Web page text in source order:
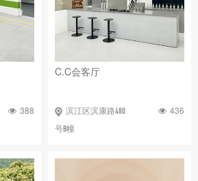
388
C.C会客厅
滨江区滨康路480
号B幢
436